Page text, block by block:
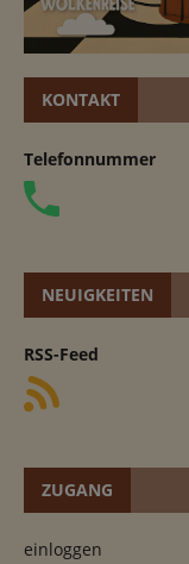
KONTAKT
Telefonnummer
NEUIGKEITEN
RSS-Feed
ZUGANG
einloggen